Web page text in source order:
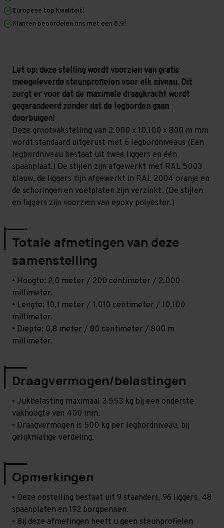
x
800
mm
1.200
mm)
800
mm
1.200
mm)
Europese top kwaliteit!
Klanten beoordelen ons met een 8,9!
Let op: deze stelling wordt voorzien van gratis
meegeleverde steunprofielen voor elk niveau. Dit
zorgt er voor dat de maximale draagkracht wordt
gegarandeerd zonder dat de legborden gaan
doorbuigen!
Deze grootvakstelling van 2.000 x 10.100 x 800 m mm
wordt standaard uitgerust met 6 legbordniveaus (Een
legbordniveau bestaat uit twee liggers en één
spaanplaat.) De stijlen zijn afgewerkt met RAL 5003
blauw, de liggers zijn afgewerkt in RAL 2004 oranje en
de schoringen en voetplaten zijn verzinkt. (De stijlen
en liggers zijn voorzien van epoxy polyester.)
Totale afmetingen van deze
samenstelling
• Hoogte: 2,0 meter / 200 centimeter / 2.000
millimeter.
• Lengte: 10,1 meter / 1.010 centimeter / 10.100
millimeter.
• Diepte: 0,8 meter / 80 centimeter / 800 m
millimeter.
Draagvermogen/belastingen
• Jukbelasting maximaal 3.553 kg bij een onderste
vakhoogte van 400 mm.
• Draagvermogen is 500 kg per legbordniveau, bij
gelijkmatige verdeling.
Opmerkingen
• Deze opstelling bestaat uit 9 staanders, 96 liggers, 48
spaanplaten en 192 borgpennen.
• Bij deze afmetingen heeft u geen steunprofielen